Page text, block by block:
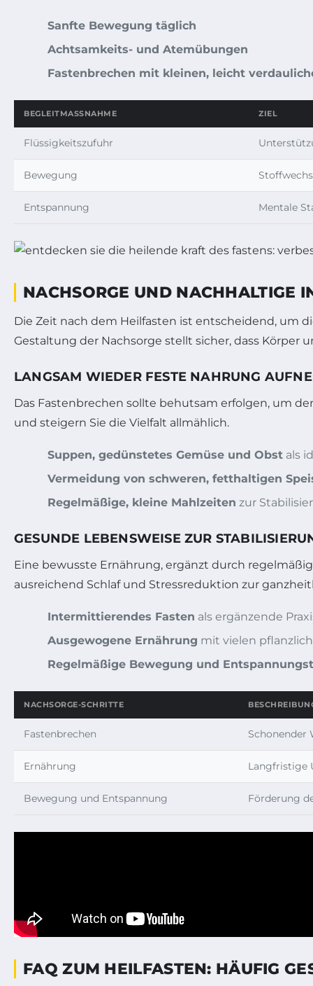
Sanfte Bewegung täglich
Achtsamkeits- und Atemübungen
Fastenbrechen mit kleinen, leicht
BEGLEITMASSNAHME ZIEL
Flüssigkeitszufuhr
Bewegung
Entspannung Mentale
NACHSORGE UND NACHHALTIGE
Die Zeit nach dem Heilfasten ist entscheidend, um
Gestaltung der Nachsorge stellt sicher, dass Körper
LANGSAM WIEDER FESTE NAHRUNG
Das Fastenbrechen sollte behutsam erfolgen, um
und steigern Sie die Vielfalt allmählich.
Suppen, gedünstetes Gemüse und Obst als
Vermeidung von schweren, fetthaltigen
Regelmäßige, kleine Mahlzeiten zur
GESUNDE LEBENSWEISE ZUR
Eine bewusste Ernährung, ergänzt durch
ausreichend Schlaf und Stressreduktion zur
Intermittierendes Fasten als ergänzende
Ausgewogene Ernährung mit vielen
Regelmäßige Bewegung und
NACHSORGE-SCHRITTE
Fastenbrechen Schonender
Ernährung Langfristige
Bewegung und Entspannung Förderung
FAQ ZUM HEILFASTEN: HÄUFIG